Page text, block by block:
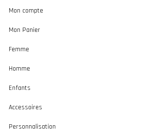
Mon compte
Mon Panier
Femme
Homme
Enfants
Accessoires
Personnalisation